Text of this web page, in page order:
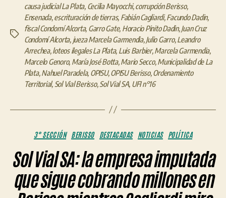
Etiquetas
causa judicial La Plata, Cecilia Mayocchi,corrupción Berisso,
Ensenada,escrituración de tierras, Fabián Cagliardi,Facundo Dadin,
fiscal Condomí Alcorta, Garro Gate, Horacio Pinito Dadin,Juan Cruz
Condomí Alcorta, jueza Marcela Garmendia,Julio Garro,Leandro
Arrechea,loteos ilegales La Plata, Luis Barbier,Marcela Garmendia,
Marcelo Genoro, María José Botta,Mario Secco,Municipalidad de La
Plata,Nahuel Paradela, OPISU,OPISU Berisso,Ordenamiento
Territorial, Sol Vial Berisso,Sol Vial SA, UFI n°16
Categorías
3° SECCIÓN BERISSO DESTACADAS NOTICIAS POLÍTICA
Sol Vial SA: la empresa imputada
que sigue cobrando millones en